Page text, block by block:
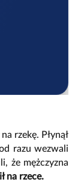
rzekę. Płynął
razu wezwali
że mężczyzna
na rzece.